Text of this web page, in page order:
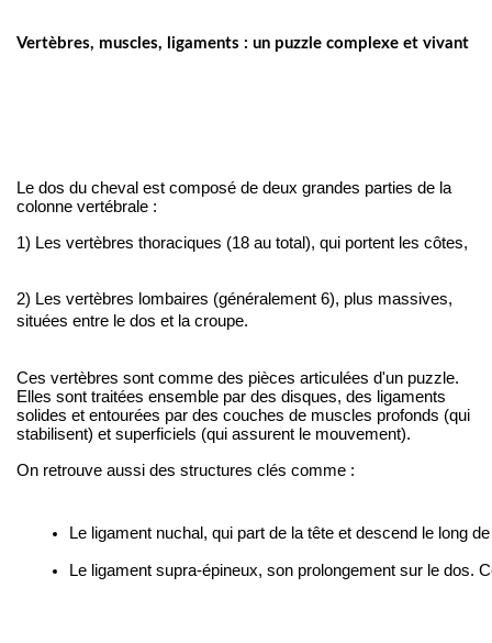
Vertèbres, muscles, ligaments : un puzzle complexe et vivant
Le dos du cheval est composé de deux grandes parties de la
colonne vertébrale :
1) Les vertèbres thoraciques (18 au total), qui portent les côtes,
2) Les vertèbres lombaires (généralement 6), plus massives,
situées entre le dos et la croupe.
Ces vertèbres sont comme des pièces articulées d'un puzzle.
Elles sont traitées ensemble par des disques, des ligaments
solides et entourées par des couches de muscles profonds (qui
stabilisent) et superficiels (qui assurent le mouvement).
On retrouve aussi des structures clés comme :
Le ligament nuchal, qui part de la tête et descend le long
Le ligament supra-épineux, son prolongement sur le dos.